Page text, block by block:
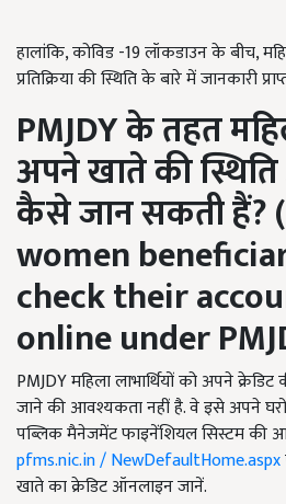
हालांकि, कोविड -19 लॉकडाउन के बीच,
प्रतिक्रिया की स्थिति के बारे में जानकारी
PMJDYके तहत
अपने खाते की
कैसे जान सकती हैं?
women
check their
online under
PMJDY महिला लाभार्थियों को अपने
जाने की आवश्यकता नहीं है. वे इसे अपने
पब्लिक मैनेजमेंट फाइनेंशियल सिस्टम की
pfms.nic.in / NewDefaultHome.aspx
खाते का क्रेडिट ऑनलाइन जानें.